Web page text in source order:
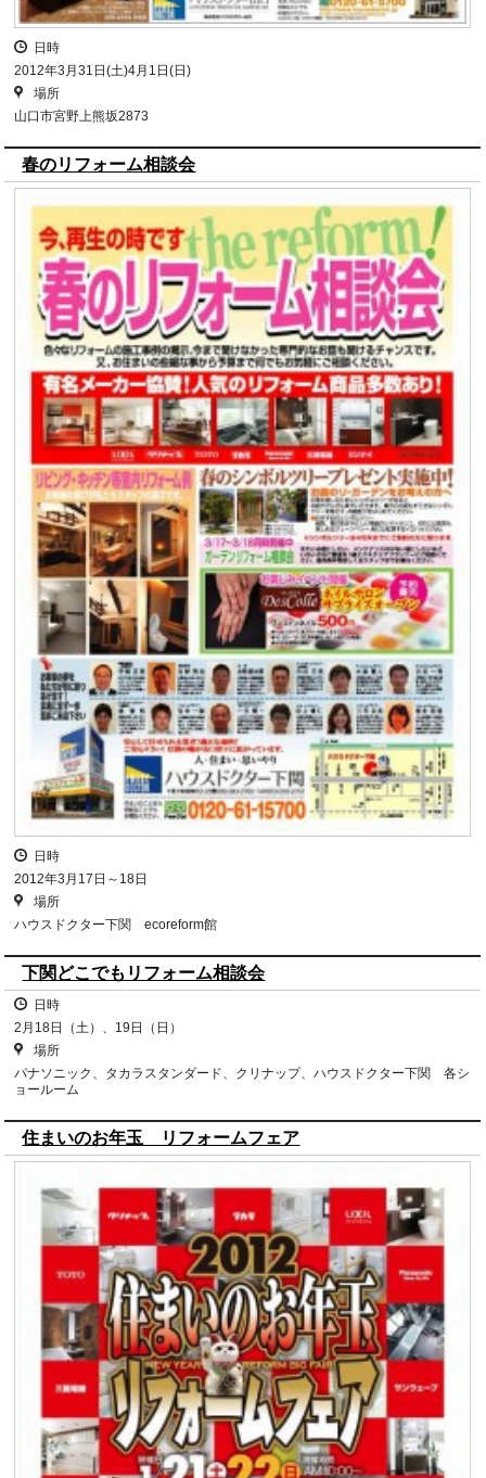
日時
2012年3月31日(土)4月1日(日)
場所
山口市宮野上熊坂2873
春のリフォーム相談会
日時
2012年3月17日～18日
場所
ハウスドクター下関 ecoreform館
下関どこでもリフォーム相談会
日時
2月18日（土）、19日（日）
場所
パナソニック、タカラスタンダード、クリナップ、ハウスドクター下関 各シ
ョールーム
住まいのお年玉 リフォームフェア